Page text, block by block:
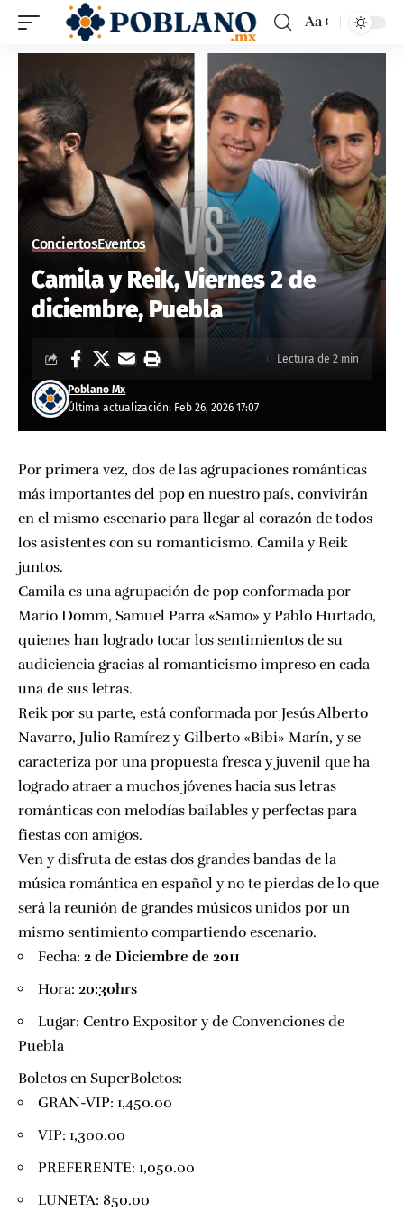
Aa
ConciertosEventos
Camila y Reik, Viernes 2 de
diciembre, Puebla
Última actualización: Feb 26, 2026 17:07
Poblano Mx
Lectura de 2 min
Por primera vez, dos de las agrupaciones románticas
más importantes del pop en nuestro país, convivirán
en el mismo escenario para llegar al corazón de todos
los asistentes con su romanticismo. Camila y Reik
juntos.
Camila es una agrupación de pop conformada por
Mario Domm, Samuel Parra «Samo» y Pablo Hurtado,
quienes han logrado tocar los sentimientos de su
audiciencia gracias al romanticismo impreso en cada
una de sus letras.
Reik por su parte, está conformada por Jesús Alberto
Navarro, Julio Ramírez y Gilberto «Bibi» Marín, y se
caracteriza por una propuesta fresca y juvenil que ha
logrado atraer a muchos jóvenes hacia sus letras
románticas con melodías bailables y perfectas para
fiestas con amigos.
Ven y disfruta de estas dos grandes bandas de la
música romántica en español y no te pierdas de lo que
será la reunión de grandes músicos unidos por un
mismo sentimiento compartiendo escenario.
Fecha: 2 de Diciembre de 2011
Hora: 20:30hrs
Lugar: Centro Expositor y de Convenciones de
Puebla
Boletos en SuperBoletos:
GRAN-VIP: 1,450.00
VIP: 1,300.00
PREFERENTE: 1,050.00
LUNETA: 850.00